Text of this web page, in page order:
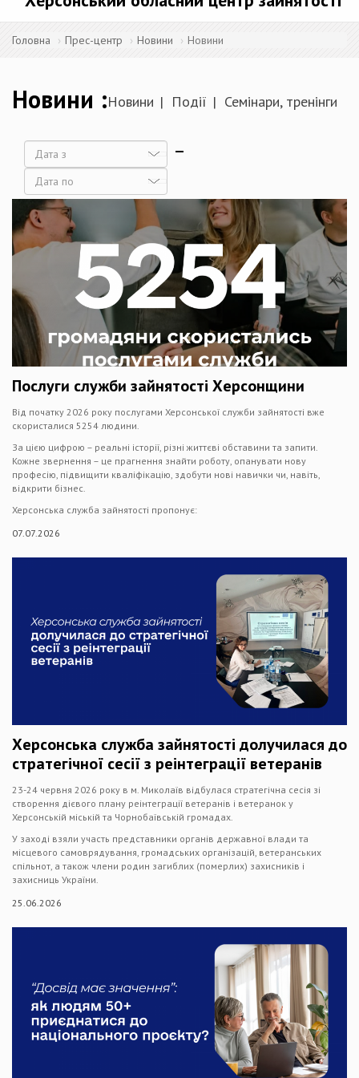
Головна Прес-центр Новини Новини
Новини Новини Події Семінари, тренінги
Дата
Дата
Послуги служби зайнятості Херсонщини
Від початку 2026 року послугами Херсонської служби зайнятості вже
скористалися 5254 людини.
За цією цифрою – реальні історії, різні життєві обставини та запити.
Кожне звернення – це прагнення знайти роботу, опанувати нову
професію, підвищити кваліфікацію, здобути нові навички чи, навіть,
відкрити бізнес.
Херсонська служба зайнятості пропонує:
07.07.2026
Херсонська служба зайнятості долучилася до
стратегічної сесії з реінтеграції ветеранів
23-24 червня 2026 року в м. Миколаїв відбулася стратегічна сесія зі
створення дієвого плану реінтеграції ветеранів і ветеранок у
Херсонській міській та Чорнобаївській громадах.
У заході взяли участь представники органів державної влади та
місцевого самоврядування, громадських організацій, ветеранських
спільнот, а також члени родин загиблих (померлих) захисників і
захисниць України.
25.06.2026